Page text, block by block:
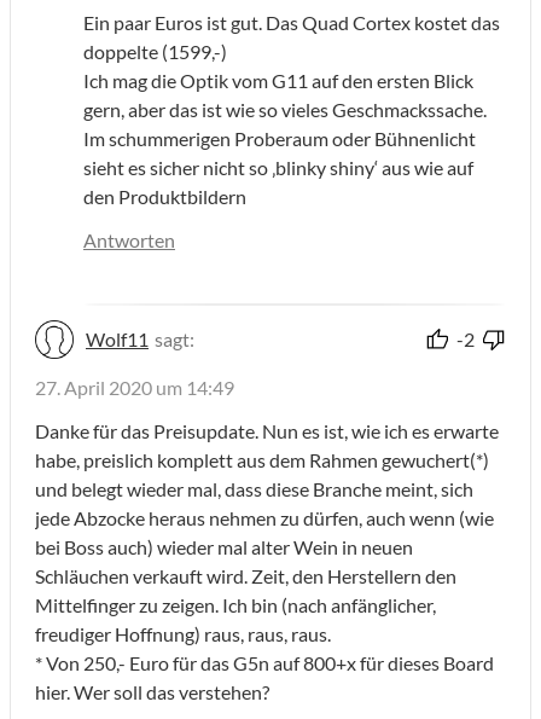
Ein paar Euros ist gut. Das Quad Cortex kostet das
doppelte (1599,-)
Ich mag die Optik vom G11 auf den ersten Blick
gern, aber das ist wie so vieles Geschmackssache.
Im schummerigen Proberaum oder Bühnenlicht
sieht es sicher nicht so ‚blinky shiny‘ aus wie auf
den Produktbildern
Antworten
Wolf11 sagt: -2
27. April 2020 um 14:49
Danke für das Preisupdate. Nun es ist, wie ich es erwarte
habe, preislich komplett aus dem Rahmen gewuchert(*)
und belegt wieder mal, dass diese Branche meint, sich
jede Abzocke heraus nehmen zu dürfen, auch wenn (wie
bei Boss auch) wieder mal alter Wein in neuen
Schläuchen verkauft wird. Zeit, den Herstellern den
Mittelfinger zu zeigen. Ich bin (nach anfänglicher,
freudiger Hoffnung) raus, raus, raus.
* Von 250,- Euro für das G5n auf 800+x für dieses Board
hier. Wer soll das verstehen?